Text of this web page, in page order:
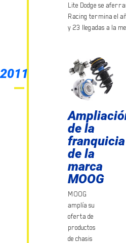
Lite Dodge se
Racing termina el
y 23 llegadas a la
2011
de la
franquicia
de la
marca
MOOG
MOOG
amplía su
oferta de
productos
de chasis